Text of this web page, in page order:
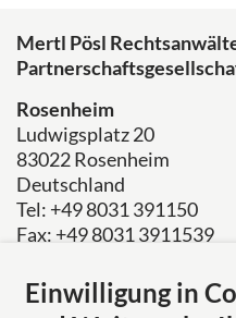
Mertl Pösl
Rosenheim
Ludwigsplatz 20
83022 Rosenheim
Deutschland
Tel: +49 8031 391150
Fax: +49 8031 3911539
Über uns
Einwilligung in